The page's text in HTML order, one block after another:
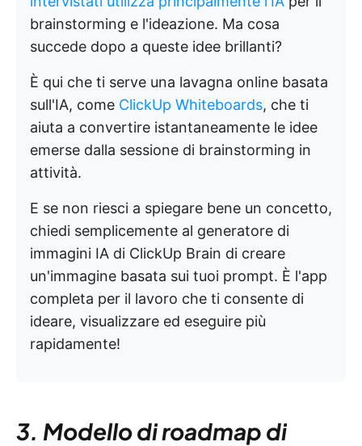
brainstorming e l'ideazione. Ma cosa
succede dopo a queste idee brillanti?
È qui che ti serve una lavagna online basata
sull'IA, come ClickUp Whiteboards, che ti
aiuta a convertire istantaneamente le idee
emerse dalla sessione di brainstorming in
attività.
E se non riesci a spiegare bene un concetto,
chiedi semplicemente al generatore di
immagini IA di ClickUp Brain di creare
un'immagine basata sui tuoi prompt. È l'app
completa per il lavoro che ti consente di
ideare, visualizzare ed eseguire più
rapidamente!
3. Modello di roadmap di